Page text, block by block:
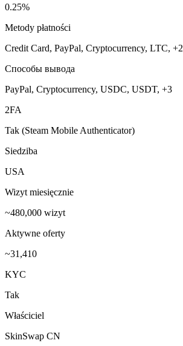
0.25%
Metody płatności
Credit Card, PayPal, Cryptocurrency, LTC, +2
Способы вывода
PayPal, Cryptocurrency, USDC, USDT, +3
2FA
Tak (Steam Mobile Authenticator)
Siedziba
USA
Wizyt miesięcznie
~480,000 wizyt
Aktywne oferty
~31,410
KYC
Tak
Właściciel
SkinSwap CN